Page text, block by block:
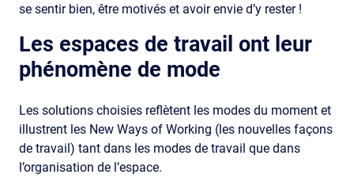
se sentir bien, être motivés et avoir envie d’y rester !
Les espaces de travail ont leur
phénomène de mode
Les solutions choisies reflètent les modes du moment et
illustrent les New Ways of Working (les nouvelles façons
de travail) tant dans les modes de travail que dans
l’organisation de l’espace.